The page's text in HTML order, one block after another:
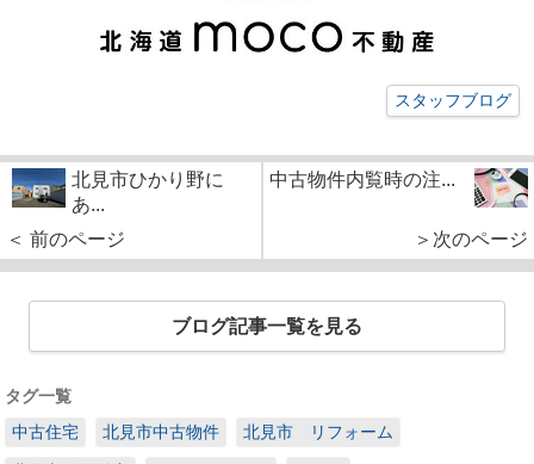
スタッフブログ
北見市ひかり野に
あ...
＜ 前のページ
中古物件内覧時の注...
＞次のページ
ブログ記事一覧を見る
タグ一覧
中古住宅
北見市中古物件 北見市 リフォーム